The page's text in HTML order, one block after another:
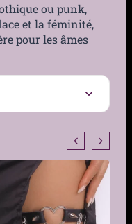
ou punk,
et la féminité,
pour les âmes